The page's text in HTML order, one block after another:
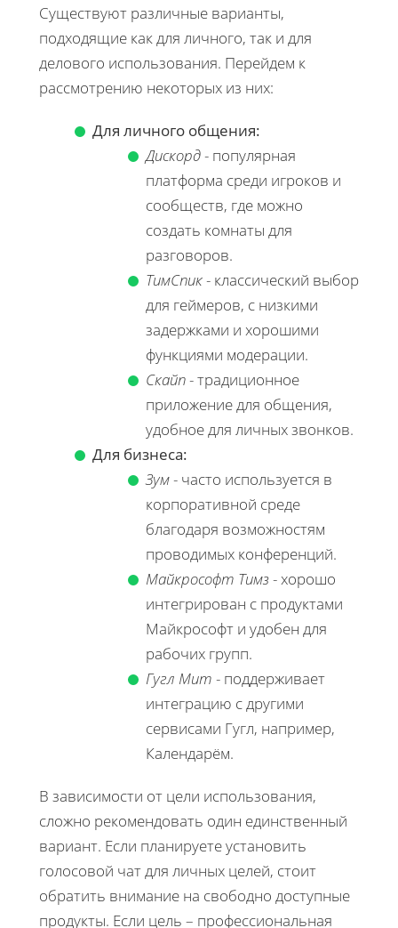
Существуют различные варианты,
подходящие как для личного, так и для
делового использования. Перейдем к
рассмотрению некоторых из них:
Для личного общения:
Дискорд- популярная
платформа среди игроков и
сообществ, где можно
создать комнаты для
разговоров.
ТимСпик- классический выбор
для геймеров, с низкими
задержками и хорошими
функциями модерации.
Скайп- традиционное
приложение для общения,
удобное для личных звонков.
Для бизнеса:
Зум- часто используется в
корпоративной среде
благодаря возможностям
проводимых конференций.
Майкрософт Тимз - хорошо
интегрирован с продуктами
Майкрософт и удобен для
рабочих групп.
Гугл Мит - поддерживает
интеграцию с другими
сервисами Гугл, например,
Календарём.
В зависимости от цели использования,
сложно рекомендовать один единственный
вариант. Если планируете установить
голосовой чат для личных целей, стоит
обратить внимание на свободно доступные
продукты. Если цель – профессиональная